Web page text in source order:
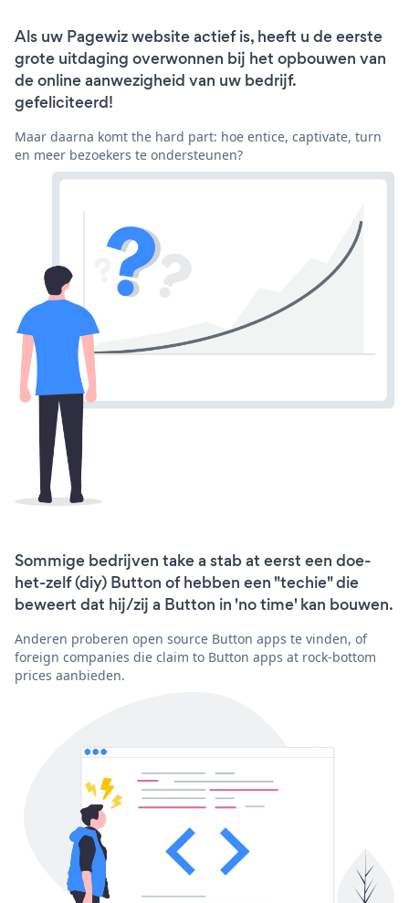
Als uw Pagewiz website actief is, heeft u de eerste
grote uitdaging overwonnen bij het opbouwen van
de online aanwezigheid van uw bedrijf.
gefeliciteerd!
Maar daarna komt the hard part: hoe entice, captivate, turn
en meer bezoekers te ondersteunen?
Sommige bedrijven take a stab at eerst een doe-
het-zelf (diy) Button of hebben een "techie" die
beweert dat hij/zij a Button in 'no time' kan bouwen.
Anderen proberen open source Button apps te vinden, of
foreign companies die claim to Button apps at rock-bottom
prices aanbieden.